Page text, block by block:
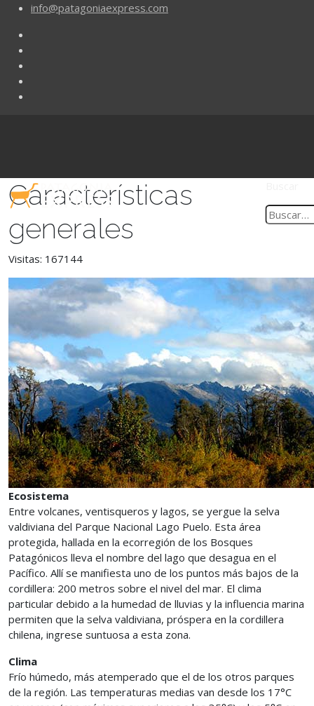
info@patagoniaexpress.com
Características
generales
Visitas: 167144
Ecosistema
Entre volcanes, ventisqueros y lagos, se yergue la selva
valdiviana del Parque Nacional Lago Puelo. Esta área
protegida, hallada en la ecorregión de los Bosques
Patagónicos lleva el nombre del lago que desagua en el
Pacífico. Allí se manifiesta uno de los puntos más bajos de la
cordillera: 200 metros sobre el nivel del mar. El clima
particular debido a la humedad de lluvias y la influencia marina
permiten que la selva valdiviana, próspera en la cordillera
chilena, ingrese suntuosa a esta zona.
Clima
Frío húmedo, más atemperado que el de los otros parques
de la región. Las temperaturas medias van desde los 17°C